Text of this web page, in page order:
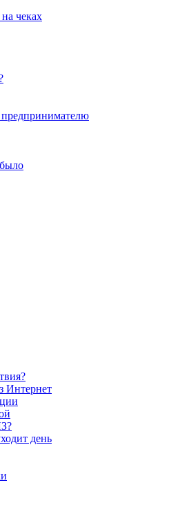
чеках
Интернет
день